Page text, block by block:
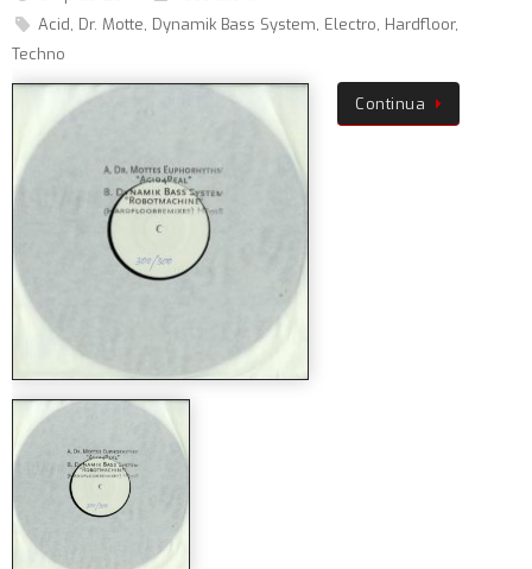
Acid, Dr. Motte, Dynamik Bass System, Electro, Hardfloor,
Techno
Continua